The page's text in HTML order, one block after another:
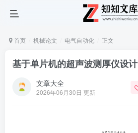
首页 机械论文 电气自动化 正文
基于单片机的超声波测厚仪设计
文章大全
2026年06月30日 更新